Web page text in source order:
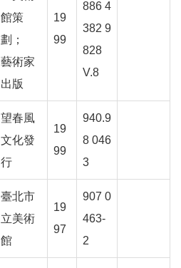
館策
劃；
藝術家
出版
19
99
886 4
382 9
828
V.8
望春風
文化發
行
19
99
940.9
8 046
3
臺北市
立美術
館
19
97
907 0
463-
2